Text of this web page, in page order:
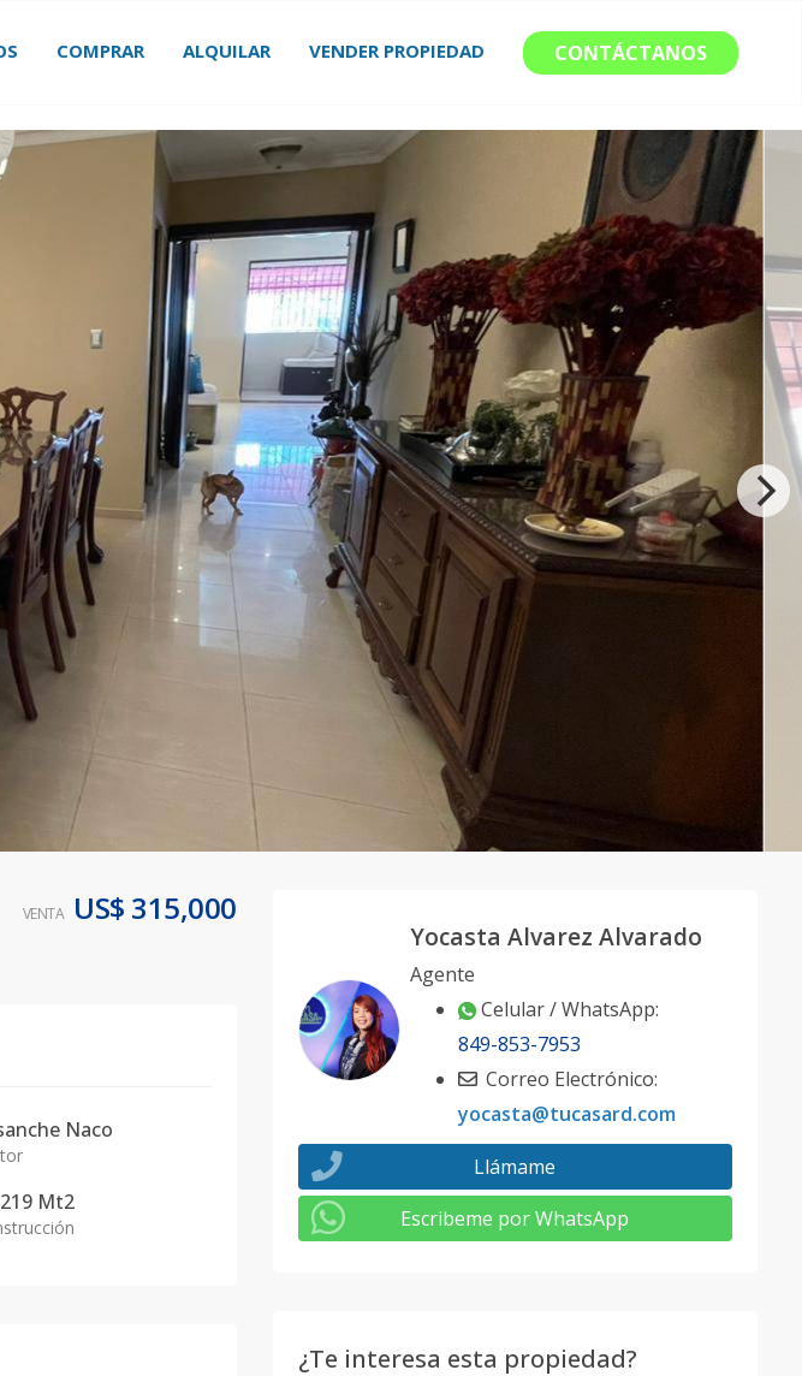
COMPRAR ALQUILAR VENDER PROPIEDAD CONTÁCTANOS
VENTA US$ 315,000
Naco
219 Mt2
Yocasta Alvarez Alvarado
Agente
Celular / WhatsApp:
849-853-7953
Correo Electrónico:
yocasta@tucasard.com
Llámame
Escribeme por WhatsApp
¿Te interesa esta propiedad?